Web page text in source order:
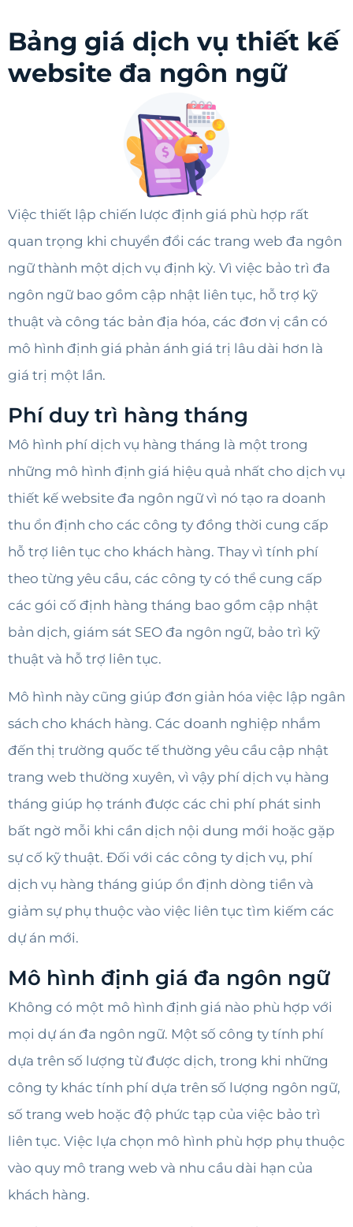
Bảng giá dịch vụ thiết kế
website đa ngôn ngữ
Việc thiết lập chiến lược định giá phù hợp rất
quan trọng khi chuyển đổi các trang web đa ngôn
ngữ thành một dịch vụ định kỳ. Vì việc bảo trì đa
ngôn ngữ bao gồm cập nhật liên tục, hỗ trợ kỹ
thuật và công tác bản địa hóa, các đơn vị cần có
mô hình định giá phản ánh giá trị lâu dài hơn là
giá trị một lần.
Phí duy trì hàng tháng
Mô hình phí dịch vụ hàng tháng là một trong
những mô hình định giá hiệu quả nhất cho dịch vụ
thiết kế website đa ngôn ngữ vì nó tạo ra doanh
thu ổn định cho các công ty đồng thời cung cấp
hỗ trợ liên tục cho khách hàng. Thay vì tính phí
theo từng yêu cầu, các công ty có thể cung cấp
các gói cố định hàng tháng bao gồm cập nhật
bản dịch, giám sát SEO đa ngôn ngữ, bảo trì kỹ
thuật và hỗ trợ liên tục.
Mô hình này cũng giúp đơn giản hóa việc lập ngân
sách cho khách hàng. Các doanh nghiệp nhắm
đến thị trường quốc tế thường yêu cầu cập nhật
trang web thường xuyên, vì vậy phí dịch vụ hàng
tháng giúp họ tránh được các chi phí phát sinh
bất ngờ mỗi khi cần dịch nội dung mới hoặc gặp
sự cố kỹ thuật. Đối với các công ty dịch vụ, phí
dịch vụ hàng tháng giúp ổn định dòng tiền và
giảm sự phụ thuộc vào việc liên tục tìm kiếm các
dự án mới.
Mô hình định giá đa ngôn ngữ
Không có một mô hình định giá nào phù hợp với
mọi dự án đa ngôn ngữ. Một số công ty tính phí
dựa trên số lượng từ được dịch, trong khi những
công ty khác tính phí dựa trên số lượng ngôn ngữ,
số trang web hoặc độ phức tạp của việc bảo trì
liên tục. Việc lựa chọn mô hình phù hợp phụ thuộc
vào quy mô trang web và nhu cầu dài hạn của
khách hàng.